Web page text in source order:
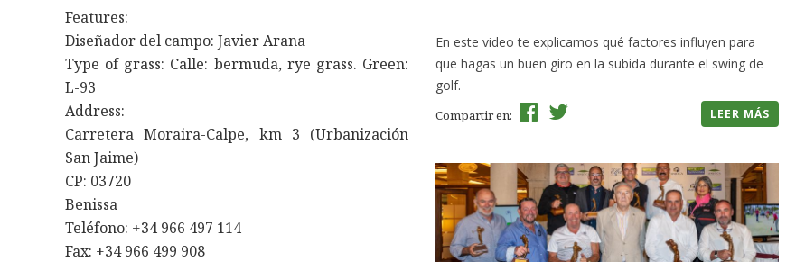
Features:
Diseñador del campo: Javier Arana
Type of grass: Calle: bermuda, rye grass. Green:
L-93
Address:
Carretera Moraira-Calpe, km 3 (Urbanización
San Jaime)
CP: 03720
Benissa
Teléfono: +34 966 497 114
Fax: +34 966 499 908
En este video te explicamos qué factores influyen para
que hagas un buen giro en la subida durante el swing de
golf.
Compartir en: LEER MÁS